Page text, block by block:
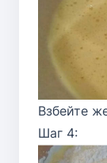
Взбейте
Шаг 4: